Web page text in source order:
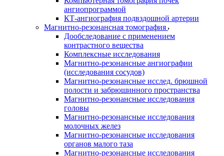
ангиопрограммой
КТ-ангиография подвздошной артерии
Магнитно-резонансная томография
Дообследование с применением
контрастного вещества
Комплексные исследования
Магнитно-резонансные ангиографии
(исследования сосудов)
Магнитно-резонансные исслед. брюшной
полости и забрюшинного пространства
Магнитно-резонансные исследования
головы
Магнитно-резонансные исследования
молочных желез
Магнитно-резонансные исследования
органов малого таза
Магнитно-резонансные исследования